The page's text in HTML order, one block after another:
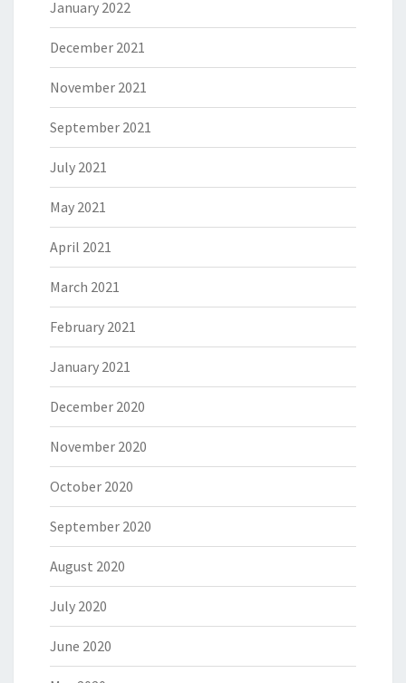
January 2022
December 2021
November 2021
September 2021
July 2021
May 2021
April 2021
March 2021
February 2021
January 2021
December 2020
November 2020
October 2020
September 2020
August 2020
July 2020
June 2020